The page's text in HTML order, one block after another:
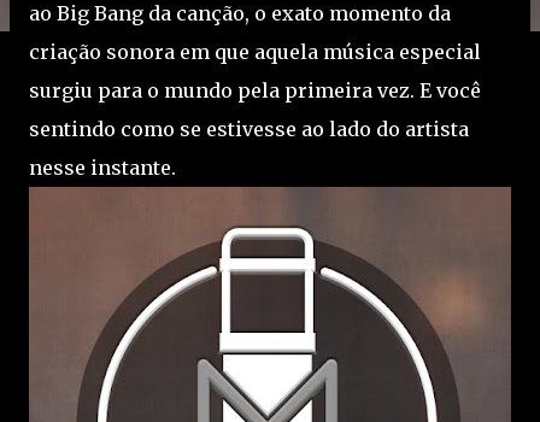
ao Big Bang da canção, o exato momento da
criação sonora em que aquela música especial
surgiu para o mundo pela primeira vez. E você
sentindo como se estivesse ao lado do artista
nesse instante.